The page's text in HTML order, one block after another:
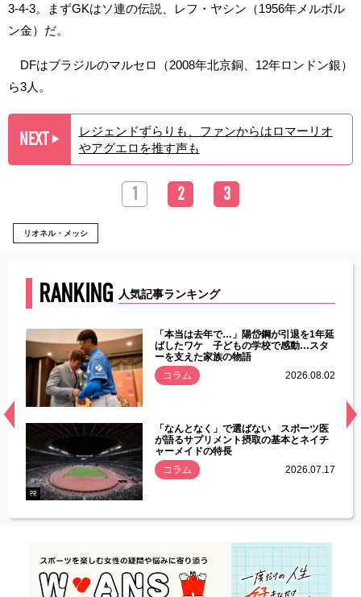
3-4-3。まずGKはソ連の伝説、レフ・ヤシン（1956年メルボル
ン金）だ。
DFはブラジルのマルセロ（2008年北京銅、12年ロンドン銀）
ら3人。
NEXT ▶︎
レジェンドずらりも、ファンからはロマーリオ
やアグエロを推す声も
1 2 3
リオネル・メッシ
RANKING 人気記事ランキング
常
「本当は去年で…」陽岱鋼が引退を1年延
ばしたワケ 子どもの学校で感動…スタ
ーを支えた家族の物語
コラム
2026.08.02
PR
「なんとなく」で選ばない スポーツ医
が語るサプリメント摂取の基本とネイチ
ャーメイドの特長
コラム
2026.07.17